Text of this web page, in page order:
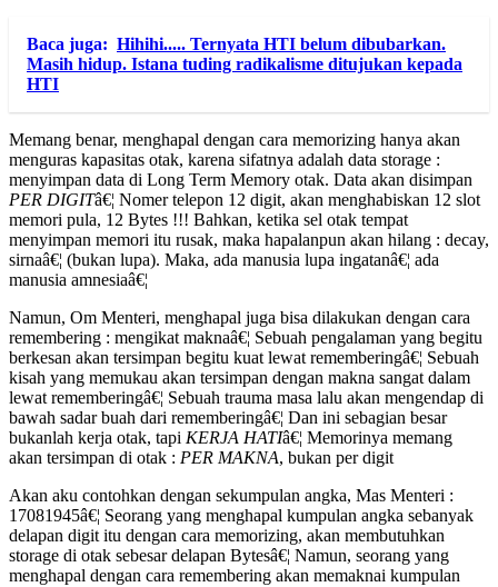
Baca juga: Hihihi..... Ternyata HTI belum dibubarkan.
Masih hidup. Istana tuding radikalisme ditujukan kepada
HTI
Memang benar, menghapal dengan cara memorizing hanya akan
menguras kapasitas otak, karena sifatnya adalah data storage :
menyimpan data di Long Term Memory otak. Data akan disimpan
PER DIGITâ€¦ Nomer telepon 12 digit, akan menghabiskan 12 slot
memori pula, 12 Bytes !!! Bahkan, ketika sel otak tempat
menyimpan memori itu rusak, maka hapalanpun akan hilang : decay,
sirnaâ€¦ (bukan lupa). Maka, ada manusia lupa ingatanâ€¦ ada
manusia amnesiaâ€¦
Namun, Om Menteri, menghapal juga bisa dilakukan dengan cara
remembering : mengikat maknaâ€¦ Sebuah pengalaman yang begitu
berkesan akan tersimpan begitu kuat lewat rememberingâ€¦ Sebuah
kisah yang memukau akan tersimpan dengan makna sangat dalam
lewat rememberingâ€¦ Sebuah trauma masa lalu akan mengendap di
bawah sadar buah dari rememberingâ€¦ Dan ini sebagian besar
bukanlah kerja otak, tapi KERJA HATIâ€¦ Memorinya memang
akan tersimpan di otak : PER MAKNA, bukan per digit
Akan aku contohkan dengan sekumpulan angka, Mas Menteri :
17081945â€¦ Seorang yang menghapal kumpulan angka sebanyak
delapan digit itu dengan cara memorizing, akan membutuhkan
storage di otak sebesar delapan Bytesâ€¦ Namun, seorang yang
menghapal dengan cara remembering akan memaknai kumpulan